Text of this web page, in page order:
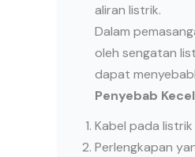
aliran listrik.
Dalam
oleh sengatan
dapat
Penyebab
Kabel pada
Perlengkapan